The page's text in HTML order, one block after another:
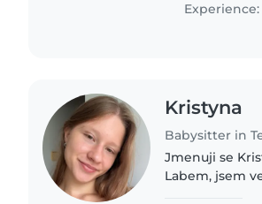
Experience:
Kristyna
Babysitter in
Jmenuji se
Labem, jsem